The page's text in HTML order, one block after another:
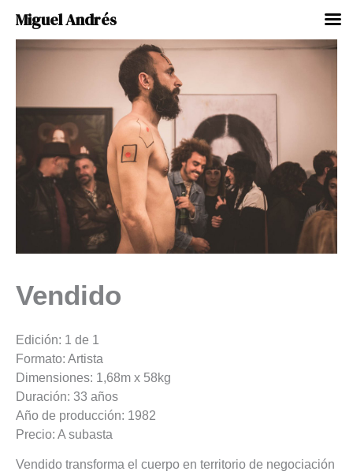
Vendido
Edición: 1 de 1
Formato: Artista
Dimensiones: 1,68m x 58kg
Duración: 33 años
Año de producción: 1982
Precio: A subasta
Vendido transforma el cuerpo en territorio de negociación
Miguel Andrés